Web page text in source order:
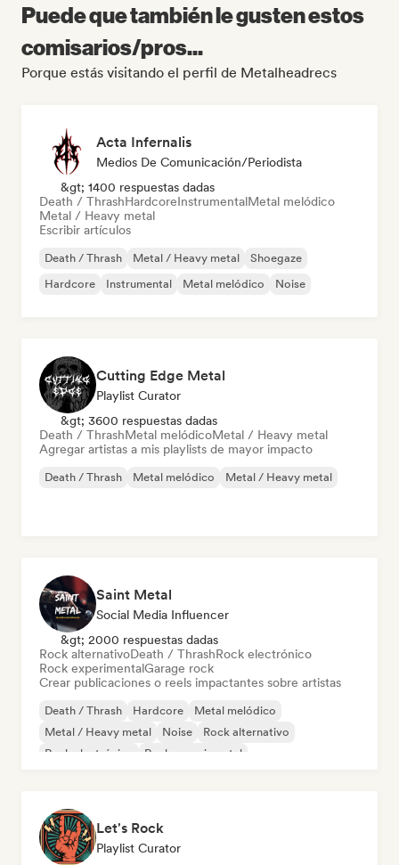
Puede que también le gusten estos
comisarios/pros...
Porque estás visitando el perfil de Metalheadrecs
Acta Infernalis
Medios De Comunicación/Periodista
&gt; 1400 respuestas dadas
Death / ThrashHardcoreInstrumentalMetal melódico
Metal / Heavy metal
Escribir artículos
Death / Thrash Metal / Heavy metal
Shoegaze
Hardcore
Instrumental Metal melódico Noise
Cutting Edge Metal
Playlist Curator
&gt; 3600 respuestas dadas
Death / ThrashMetal melódicoMetal / Heavy metal
Agregar artistas a mis playlists de mayor impacto
Death / Thrash Metal melódico Metal / Heavy metal
Saint Metal
Social Media Influencer
&gt; 2000 respuestas dadas
Rock alternativoDeath / ThrashRock electrónico
Rock experimentalGarage rock
Crear publicaciones o reels impactantes sobre artistas
Death / Thrash Hardcore
Metal melódico
Metal / Heavy metal
Noise
Rock alternativo
Rock electrónico
Rock experimental
Let's Rock
Playlist Curator